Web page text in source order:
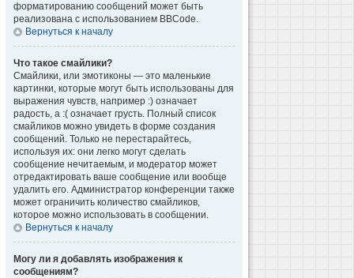
форматированию сообщений может быть
реализована с использованием BBCode.
Вернуться к началу
Что такое смайлики?
Смайлики, или эмотиконы — это маленькие
картинки, которые могут быть использованы для
выражения чувств, например :) означает
радость, а :( означает грусть. Полный список
смайликов можно увидеть в форме создания
сообщений. Только не перестарайтесь,
используя их: они легко могут сделать
сообщение нечитаемым, и модератор может
отредактировать ваше сообщение или вообще
удалить его. Администратор конференции также
может ограничить количество смайликов,
которое можно использовать в сообщении.
Вернуться к началу
Могу ли я добавлять изображения к
сообщениям?